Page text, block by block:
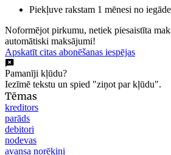
Piekļuve rakstam 1 mēnesi no
Noformējot pirkumu, netiek piesaistīta
automātiski maksājumi!
Apskatīt citas abonēšanas iespējas
Pamanīji kļūdu?
Iezīmē tekstu un spied "ziņot par kļūdu".
Tēmas
kreditors
parāds
debitori
nodevas
avansa norēķini